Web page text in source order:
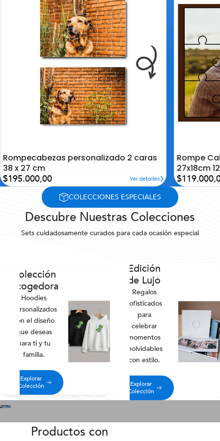
Rompecabezas personalizado 2 caras
38 x 27 cm
Precio
de
$195.000,00 Ver detalles
la
deseos
Rompe
27x18cm
Precio
de
oferta
COLECCIONES ESPECIALES
Descubre Nuestras Colecciones
Sets cuidadosamente curados para cada ocasión especial
Colección
Acogedora
Hoodies
personalizados
con el diseño
que deseas
para ti y tu
familia.
Explorar
Colección
Edición
de Lujo
Regalos
sofisticados
para
celebrar
momentos
inolvidables
con estilo.
Explorar
Colección
Productos con